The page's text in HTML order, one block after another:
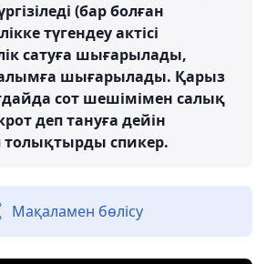
(бар болған
түгендеу актісі
сатуға шығарылады,
шығарылады. Қарыз
сот шешімімен салық
деп тануға дейін
толықтырды спикер.
Мақаламен бөлісу